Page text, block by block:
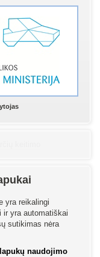
yra reikalingi
ir yra automatiškai
sutikimas nėra
naudojimo